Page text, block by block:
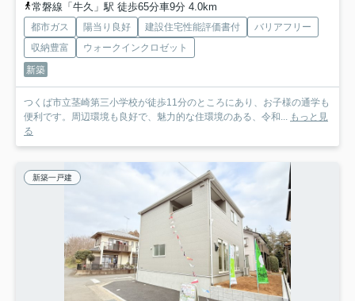
常磐線「牛久」駅 徒歩65分車9分 4.0km
都市ガス 陽当り良好 建設住宅性能評価書付
バリアフリー
収納豊富
ウォークインクロゼット
新築
つくば市立茎崎第三小学校が徒歩11分のところにあり、お子様の通学も
便利です。周辺環境も良好で、魅力的な住環境のある、令和... もっと見
る
新築一戸建